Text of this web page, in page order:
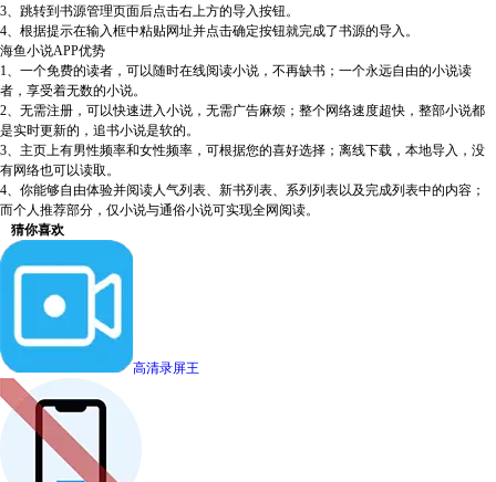
3、跳转到书源管理页面后点击右上方的导入按钮。
4、根据提示在输入框中粘贴网址并点击确定按钮就完成了书源的导入。
海鱼小说APP优势
1、一个免费的读者，可以随时在线阅读小说，不再缺书；一个永远自由的小说读
者，享受着无数的小说。
2、无需注册，可以快速进入小说，无需广告麻烦；整个网络速度超快，整部小说都
是实时更新的，追书小说是软的。
3、主页上有男性频率和女性频率，可根据您的喜好选择；离线下载，本地导入，没
有网络也可以读取。
4、你能够自由体验并阅读人气列表、新书列表、系列列表以及完成列表中的内容；
而个人推荐部分，仅小说与通俗小说可实现全网阅读。
猜你喜欢
高清录屏王